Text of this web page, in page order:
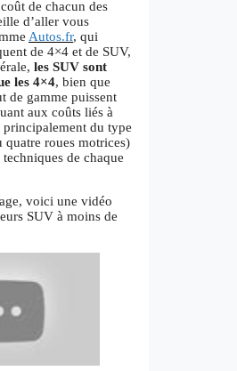
de chacun des
d’aller vous
Autos.fr, qui
de 4×4 et de SUV,
les SUV sont
les 4×4, bien que
de gamme puissent
aux coûts liés à
principalement du type
quatre roues motrices)
de chaque
voici une vidéo
SUV à moins de